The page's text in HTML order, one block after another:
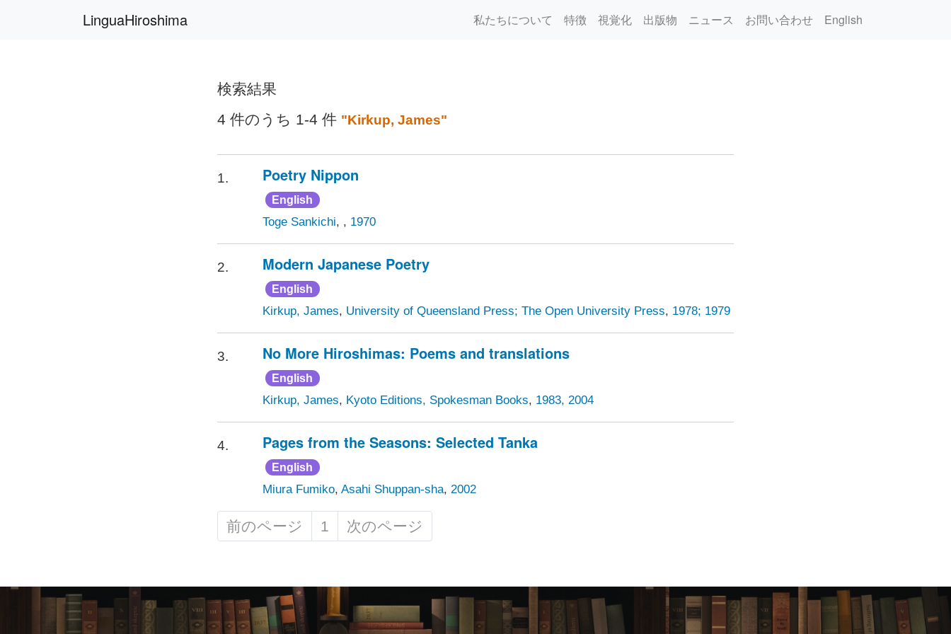
LinguaHiroshima 私たちについて 特徴 視覚化 出版物 ニュース お問い合わせ English
検索結果
4 件のうち 1-4 件 "Kirkup, James"
1. Poetry Nippon
English
Toge Sankichi, , 1970
2. Modern Japanese Poetry
English
Kirkup, James, University of Queensland Press; The Open University Press, 1978; 1979
3. No More Hiroshimas: Poems and translations
English
Kirkup, James, Kyoto Editions, Spokesman Books, 1983, 2004
4. Pages from the Seasons: Selected Tanka
English
Miura Fumiko, Asahi Shuppan-sha, 2002
前のページ 1 次のページ